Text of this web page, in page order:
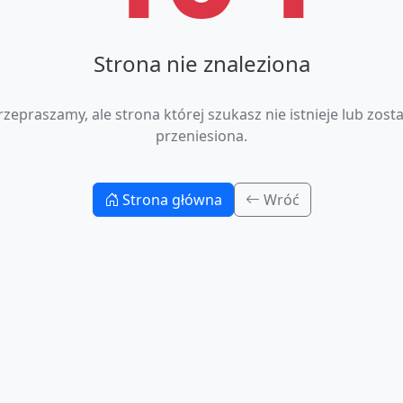
Strona nie znaleziona
ale strona której szukasz nie istnieje lub
przeniesiona.
Strona główna Wróć